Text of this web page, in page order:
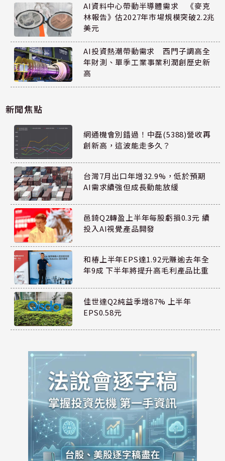
AI資料中心帶動半導體需求 《麥克
林報告》估2027年市場規模突破2.2兆
美元
AI投資熱潮帶動需求 西門子調高全
年財測、單季工業事業利潤創歷史新
高
新聞焦點
網通機會別錯過！中磊(5388)營收再
創新高，這波能走多久？
台灣7月出口年增32.9%，低於預期
AI需求續強但成長動能放緩
邑錡Q2轉盈上半年每股虧損0.3元 續
投入AI視覺產品開發
和椿上半年EPS達1.92元賺逾去年全
年9成 下半年將提升高毛利產品比重
佳世達Q2純益季增87% 上半年
EPS0.58元